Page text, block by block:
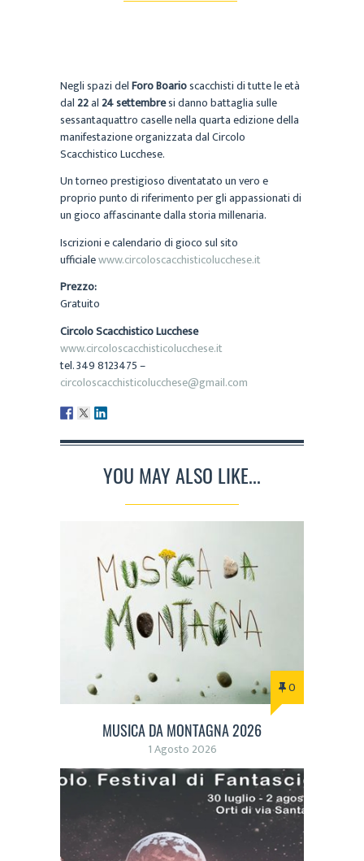
Negli spazi delForo Boarioscacchisti di tutte le età
dal22al24 settembresi danno battaglia sulle
sessantaquattro caselle nella quarta edizione della
manifestazione organizzata dal Circolo
Scacchistico Lucchese.
Un torneo prestigioso diventatato un vero e
proprio punto di riferimento per gli appassionati di
un gioco affascinante dalla storia millenaria.
Iscrizioni e calendario di gioco sul sito
ufficialewww.circoloscacchisticolucchese.it
Prezzo:
Gratuito
Circolo Scacchistico Lucchese
www.circoloscacchisticolucchese.it
tel. 349 8123475 –
circoloscacchisticolucchese@gmail.com
YOU MAY ALSO LIKE...
0
MUSICA DA MONTAGNA 2026
1 Agosto 2026